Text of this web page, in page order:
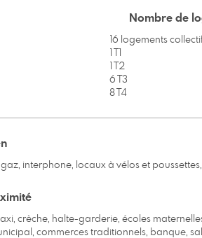
Nombre de
16 logements
1 T2
6 T3
8 T4
interphone, locaux à vélos et
crèche, halte-garderie, écoles
commerces traditionnels, banque,